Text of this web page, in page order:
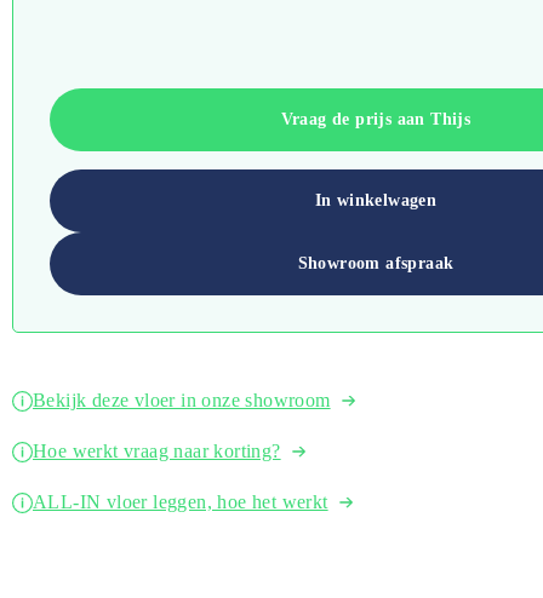
Vraag de prijs aan Thijs
In winkelwagen
Showroom afspraak
Bekijk deze vloer in onze showroom
Hoe werkt vraag naar korting?
ALL-IN vloer leggen, hoe het werkt